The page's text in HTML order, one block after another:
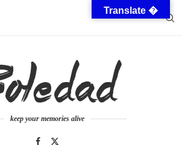
keep your memories alive
Translate �